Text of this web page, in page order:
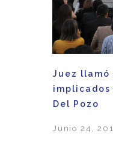
Juez llamó
implicados
Del Pozo
Junio 24,